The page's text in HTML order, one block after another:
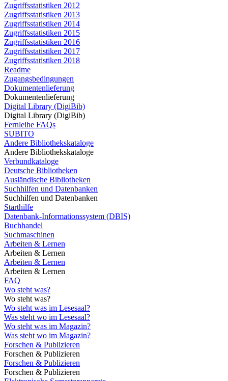
Zugriffsstatistiken 2012
Zugriffsstatistiken 2013
Zugriffsstatistiken 2014
Zugriffsstatistiken 2015
Zugriffsstatistiken 2016
Zugriffsstatistiken 2017
Zugriffsstatistiken 2018
Readme
Zugangsbedingungen
Dokumentenlieferung
Dokumentenlieferung
Digital Library (DigiBib)
Digital Library (DigiBib)
Fernleihe FAQs
SUBITO
Andere Bibliothekskataloge
Andere Bibliothekskataloge
Verbundkataloge
Deutsche Bibliotheken
Ausländische Bibliotheken
Suchhilfen und Datenbanken
Suchhilfen und Datenbanken
Starthilfe
Datenbank-Informationssystem (DBIS)
Buchhandel
Suchmaschinen
Arbeiten & Lernen
Arbeiten & Lernen
Arbeiten & Lernen
Arbeiten & Lernen
FAQ
Wo steht was?
Wo steht was?
Wo steht was im Lesesaal?
Was steht wo im Lesesaal?
Wo steht was im Magazin?
Was steht wo im Magazin?
Forschen & Publizieren
Forschen & Publizieren
Forschen & Publizieren
Forschen & Publizieren